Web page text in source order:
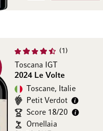
1
Toscana IGT
2024 Le Volte
Toscane, Italie
Petit Verdot
Score 18/20
Ornellaia